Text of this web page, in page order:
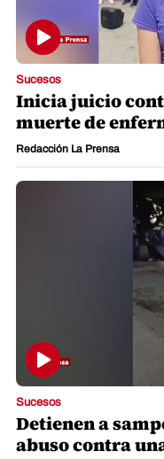
Sucesos
Inicia juicio
muerte de
Redacción La Prensa
Sucesos
Detienen a
abuso contra